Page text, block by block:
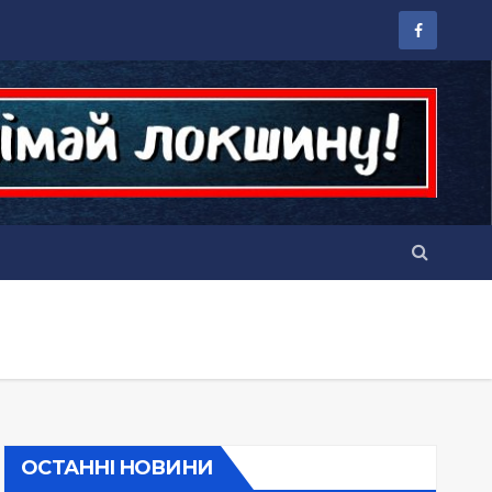
ОСТАННІ НОВИНИ